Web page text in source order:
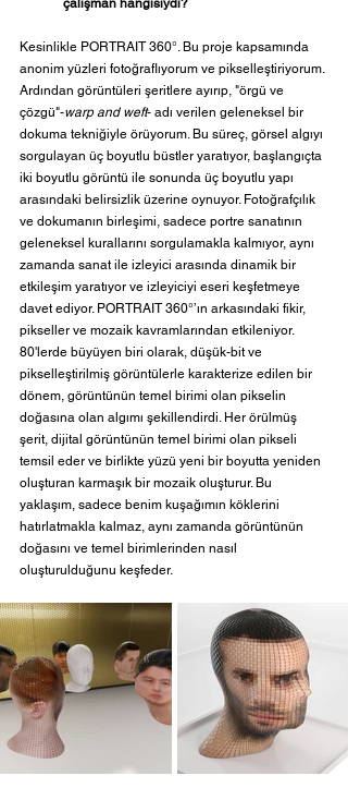
çalışman hangisiydi?
Kesinlikle PORTRAIT 360°. Bu proje kapsamında
anonim yüzleri fotoğraflıyorum ve pikselleştiriyorum.
Ardından görüntüleri şeritlere ayırıp, "örgü ve
çözgü"-warp and weft- adı verilen geleneksel bir
dokuma tekniğiyle örüyorum. Bu süreç, görsel algıyı
sorgulayan üç boyutlu büstler yaratıyor, başlangıçta
iki boyutlu görüntü ile sonunda üç boyutlu yapı
arasındaki belirsizlik üzerine oynuyor. Fotoğrafçılık
ve dokumanın birleşimi, sadece portre sanatının
geleneksel kurallarını sorgulamakla kalmıyor, aynı
zamanda sanat ile izleyici arasında dinamik bir
etkileşim yaratıyor ve izleyiciyi eseri keşfetmeye
davet ediyor. PORTRAIT 360°’ın arkasındaki fikir,
pikseller ve mozaik kavramlarından etkileniyor.
80'lerde büyüyen biri olarak, düşük-bit ve
pikselleştirilmiş görüntülerle karakterize edilen bir
dönem, görüntünün temel birimi olan pikselin
doğasına olan algımı şekillendirdi. Her örülmüş
şerit, dijital görüntünün temel birimi olan pikseli
temsil eder ve birlikte yüzü yeni bir boyutta yeniden
oluşturan karmaşık bir mozaik oluşturur. Bu
yaklaşım, sadece benim kuşağımın köklerini
hatırlatmakla kalmaz, aynı zamanda görüntünün
doğasını ve temel birimlerinden nasıl
oluşturulduğunu keşfeder.